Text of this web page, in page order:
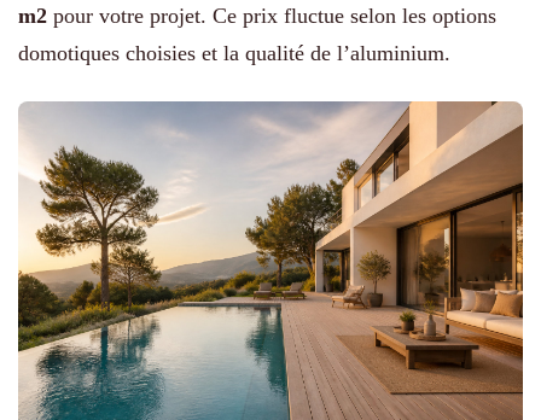
m2 pour votre projet. Ce prix fluctue selon les options
domotiques choisies et la qualité de l’aluminium.